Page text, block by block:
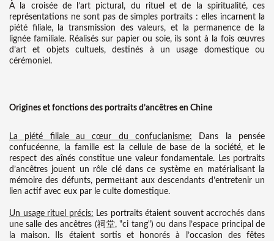
À la croisée de l’art pictural, du rituel et de la spiritualité, ces
représentations ne sont pas de simples portraits : elles incarnent la
piété filiale, la transmission des valeurs, et la permanence de la
lignée familiale. Réalisés sur papier ou soie, ils sont à la fois œuvres
d’art et objets cultuels, destinés à un usage domestique ou
cérémoniel.
Origines et fonctions des portraits d’ancêtres en Chine
La piété filiale au cœur du confucianisme: Dans la pensée
confucéenne, la famille est la cellule de base de la société, et le
respect des aînés constitue une valeur fondamentale. Les portraits
d’ancêtres jouent un rôle clé dans ce système en matérialisant la
mémoire des défunts, permettant aux descendants d’entretenir un
lien actif avec eux par le culte domestique.
Un usage rituel précis: Les portraits étaient souvent accrochés dans
une salle des ancêtres (祠堂, "ci tang") ou dans l’espace principal de
la maison. Ils étaient sortis et honorés à l’occasion des fêtes